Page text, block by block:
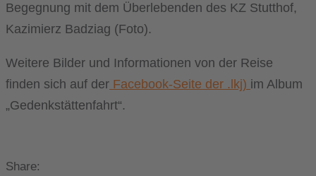
Begegnung mit dem Überlebenden des KZ Stutthof,
Kazimierz Badziag (Foto).
Weitere Bilder und Informationen von der Reise
finden sich auf der Facebook-Seite der .lkj) im Album
„Gedenkstättenfahrt“.
Share: